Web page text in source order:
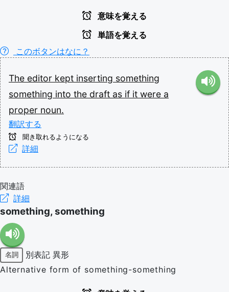
意味を覚える
単語を覚える
このボタンはなに？
The editor kept inserting something
something into the draft as if it were a
proper noun.
翻訳する
聞き取れるようになる
詳細
関連語
詳細
something, something
名詞 別表記 異形
Alternative form of something-something